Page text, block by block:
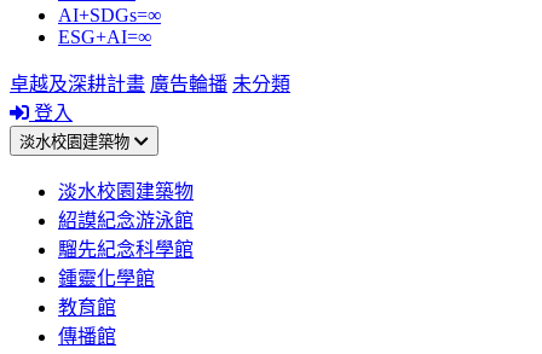
AI+SDGs=∞
ESG+AI=∞
卓越及深耕計畫 廣告輪播 未分類
登入
淡水校園建築物
淡水校園建築物
紹謨紀念游泳館
騮先紀念科學館
鍾靈化學館
教育館
傳播館